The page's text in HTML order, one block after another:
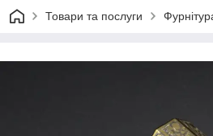
Товари та послуги